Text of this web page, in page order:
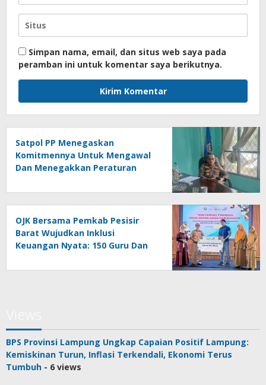
Simpan nama, email, dan situs web saya pada
peramban ini untuk komentar saya berikutnya.
Satpol PP Menegaskan
Komitmennya Untuk Mengawal
Dan Menegakkan Peraturan
OJK Bersama Pemkab Pesisir
Barat Wujudkan Inklusi
Keuangan Nyata: 150 Guru Dan
Asuransi Jiwa
BPS Provinsi Lampung Ungkap Capaian Positif Lampung:
Kemiskinan Turun, Inflasi Terkendali, Ekonomi Terus
Tumbuh - 6 views